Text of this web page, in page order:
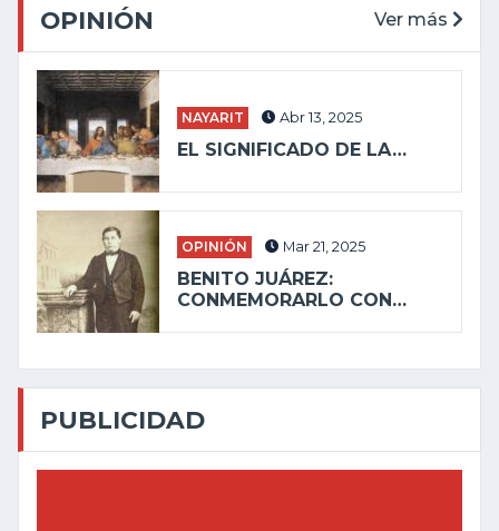
OPINIÓN Ver más
NAYARIT Abr 13, 2025
EL SIGNIFICADO DE LA…
OPINIÓN Mar 21, 2025
BENITO JUÁREZ:
CONMEMORARLO CON…
PUBLICIDAD